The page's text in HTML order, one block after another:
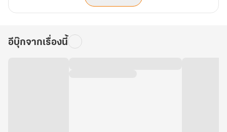
อีบุ๊กจากเรื่องนี้